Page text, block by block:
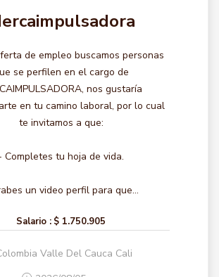
de empleo buscamos personas
se perfilen en el cargo de
nos gustaría
en tu camino laboral, por lo cual
te invitamos a que:
Completes tu hoja de vida.
un video perfil para que...
Salario : $ 1.750.905
Valle Del Cauca Cali